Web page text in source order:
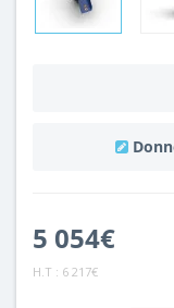
5 054€
H.T : 6 217€